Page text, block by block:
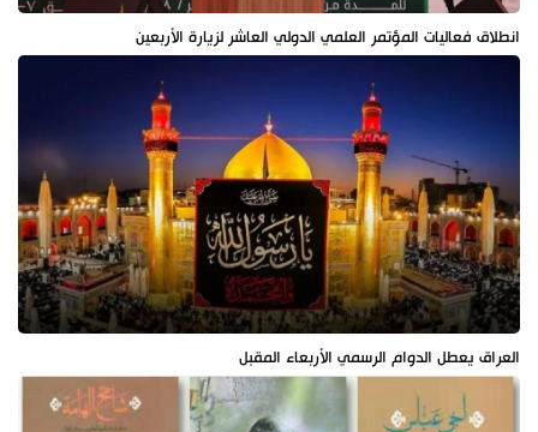
انطلاق فعاليات المؤتمر العلمي الدولي العاشر لزيارة الأربعين
العراق يعطل الدوام الرسمي الأربعاء المقبل